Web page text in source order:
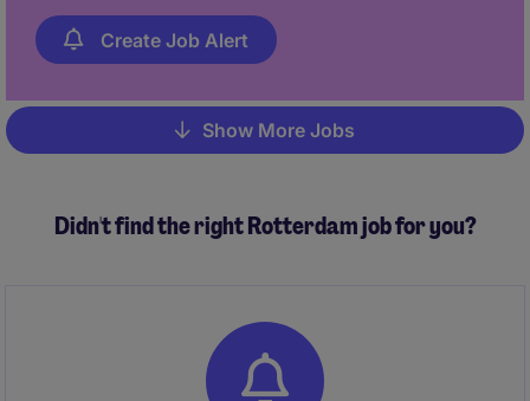
Create Job Alert
Pagination
Show More Jobs
Didn't find the right Rotterdam job for you?